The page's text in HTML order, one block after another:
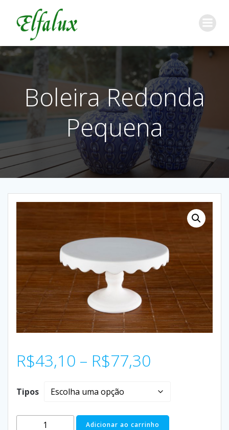
Boleira Redonda
Pequena
R$43,10 – R$77,30
Tipos
Adicionar ao carrinho